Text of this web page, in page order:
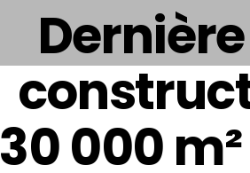
30 000